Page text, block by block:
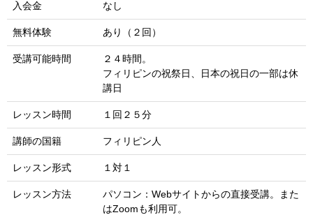
入会金 なし
無料体験 あり（２回）
受講可能時間
２４時間。
フィリピンの祝祭日、日本の祝日の一部は休
講日
レッスン時間 １回２５分
講師の国籍 フィリピン人
レッスン形式 １対１
レッスン方法
パソコン：Webサイトからの直接受講。また
はZoomも利用可。